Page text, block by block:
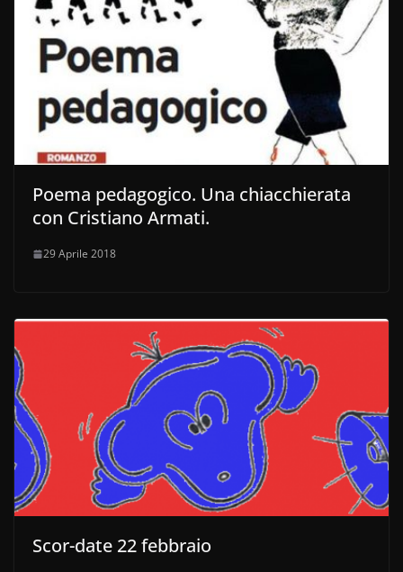
Poema pedagogico. Una chiacchierata
con Cristiano Armati.
29 Aprile 2018
Scor-date 22 febbraio